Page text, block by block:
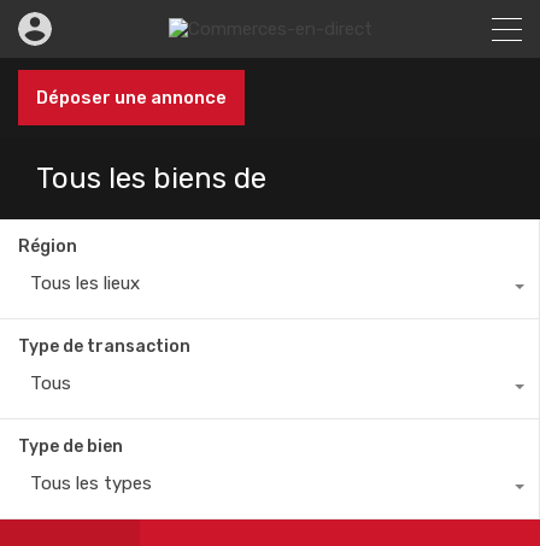
Déposer une annonce
Tous les biens de
Région
Tous les lieux
Type de transaction
Tous
Type de bien
Tous les types